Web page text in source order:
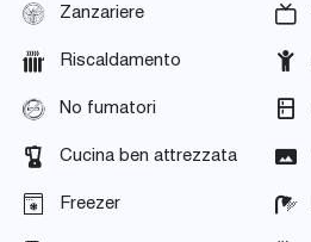
Zanzariere
Riscaldamento
No fumatori
Cucina ben attrezzata
Freezer